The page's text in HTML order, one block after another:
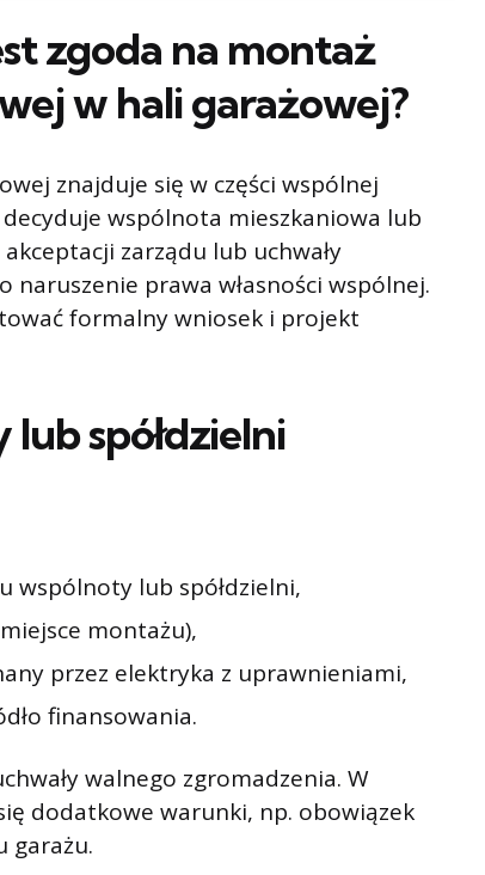
zgoda na montaż
w hali garażowej?
znajduje się w części wspólnej
wspólnota mieszkaniowa lub
zarządu lub uchwały
naruszenie prawa własności wspólnej.
formalny wniosek i projekt
spółdzielni
wspólnoty lub spółdzielni,
montażu),
przez elektryka z uprawnieniami,
finansowania.
walnego zgromadzenia. W
dodatkowe warunki, np. obowiązek
garażu.